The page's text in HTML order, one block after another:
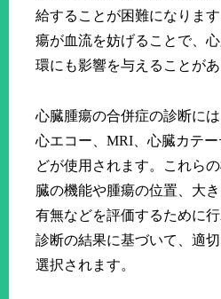
給することが困難になりま
瘍が血流を妨げることで、
環にも影響を与えることがあ
心臓腫瘍の合併症の診断には
心エコー、MRI、心臓カテ
どが使用されます。これら
臓の機能や腫瘍の位置、大
有無などを評価するために行
診断の結果に基づいて、適
選択されます。